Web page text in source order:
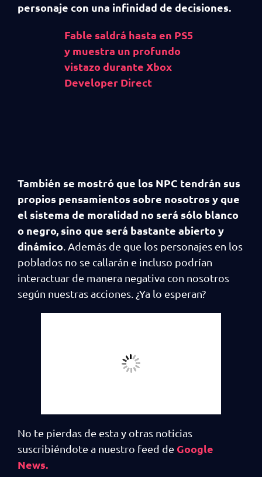
personaje con una infinidad de decisiones.
Fable saldrá hasta en PS5
y muestra un profundo
vistazo durante Xbox
Developer Direct
También se mostró que los NPC tendrán sus
propios pensamientos sobre nosotros y que
el sistema de moralidad no será sólo blanco
o negro, sino que será bastante abierto y
dinámico . Además de que los personajes en los
poblados no se callarán e incluso podrían
interactuar de manera negativa con nosotros
según nuestras acciones. ¿Ya lo esperan?
No te pierdas de esta y otras noticias
suscribiéndote a nuestro feed de Google
News.